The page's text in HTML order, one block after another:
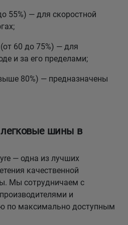
55%) — для скоростной
60 до 75%) — для
и за его пределами;
80%) — предназначены
легковые шины в
— одна из лучших
качественной
Мы сотрудничаем с
и
по максимально доступным